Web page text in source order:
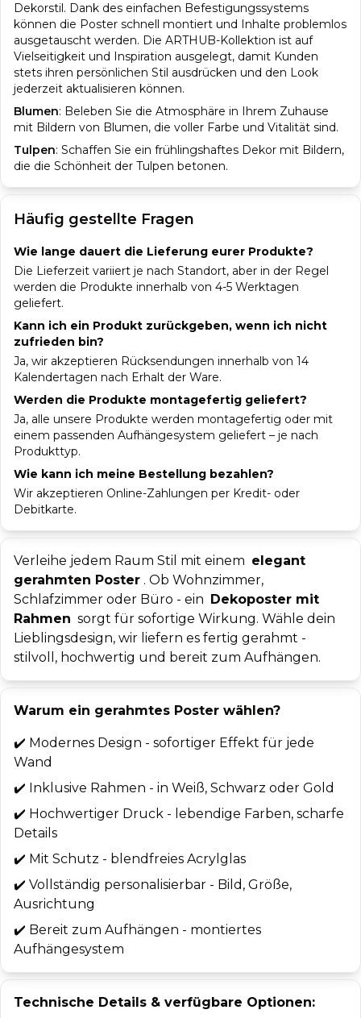
Dekorstil. Dank des einfachen Befestigungssystems
können die Poster schnell montiert und Inhalte problemlos
ausgetauscht werden. Die ARTHUB-Kollektion ist auf
Vielseitigkeit und Inspiration ausgelegt, damit Kunden
stets ihren persönlichen Stil ausdrücken und den Look
jederzeit aktualisieren können.
Blumen: Beleben Sie die Atmosphäre in Ihrem Zuhause
mit Bildern von Blumen, die voller Farbe und Vitalität sind.
Tulpen: Schaffen Sie ein frühlingshaftes Dekor mit Bildern,
die die Schönheit der Tulpen betonen.
Häufig gestellte Fragen
Wie lange dauert die Lieferung eurer Produkte?
Die Lieferzeit variiert je nach Standort, aber in der Regel
werden die Produkte innerhalb von 4-5 Werktagen
geliefert.
Kann ich ein Produkt zurückgeben, wenn ich nicht
zufrieden bin?
Ja, wir akzeptieren Rücksendungen innerhalb von 14
Kalendertagen nach Erhalt der Ware.
Werden die Produkte montagefertig geliefert?
Ja, alle unsere Produkte werden montagefertig oder mit
einem passenden Aufhängesystem geliefert – je nach
Produkttyp.
Wie kann ich meine Bestellung bezahlen?
Wir akzeptieren Online-Zahlungen per Kredit- oder
Debitkarte.
Verleihe jedem Raum Stil mit einem elegant
gerahmten Poster . Ob Wohnzimmer,
Schlafzimmer oder Büro - ein Dekoposter mit
Rahmen sorgt für sofortige Wirkung. Wähle dein
Lieblingsdesign, wir liefern es fertig gerahmt -
stilvoll, hochwertig und bereit zum Aufhängen.
Warum ein gerahmtes Poster wählen?
✔️ Modernes Design - sofortiger Effekt für jede
Wand
✔️ Inklusive Rahmen - in Weiß, Schwarz oder Gold
✔️ Hochwertiger Druck - lebendige Farben, scharfe
Details
✔️ Mit Schutz - blendfreies Acrylglas
✔️ Vollständig personalisierbar - Bild, Größe,
Ausrichtung
✔️ Bereit zum Aufhängen - montiertes
Aufhängesystem
Technische Details & verfügbare Optionen: